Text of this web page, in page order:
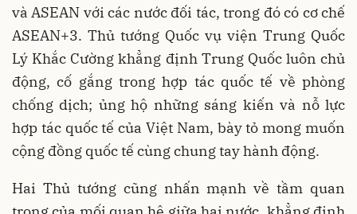
và ASEAN với các nước đối tác, trong đó có cơ chế
ASEAN+3. Thủ tướng Quốc vụ viện Trung Quốc
Lý Khắc Cường khẳng định Trung Quốc luôn chủ
động, cố gắng trong hợp tác quốc tế về phòng
chống dịch; ủng hộ những sáng kiến và nỗ lực
hợp tác quốc tế của Việt Nam, bày tỏ mong muốn
cộng đồng quốc tế cùng chung tay hành động.
Hai Thủ tướng cũng nhấn mạnh về tầm quan